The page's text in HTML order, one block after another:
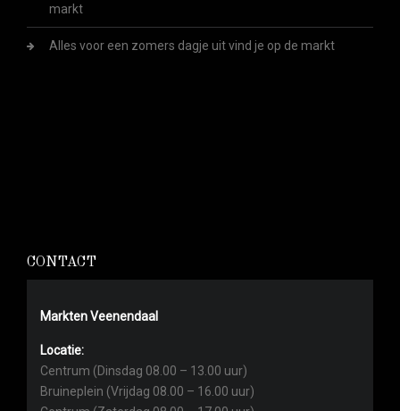
markt
Alles voor een zomers dagje uit vind je op de markt
CONTACT
Markten Veenendaal
Locatie:
Centrum (Dinsdag 08.00 – 13.00 uur)
Bruineplein (Vrijdag 08.00 – 16.00 uur)